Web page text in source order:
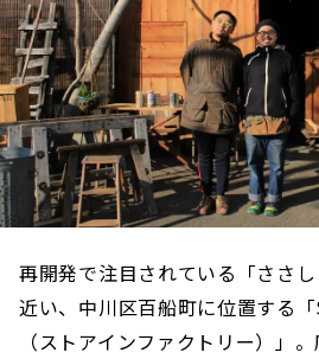
再開発で注目されている「ささ
近い、中川区百船町に位置する
（ストアインファクトリー）」